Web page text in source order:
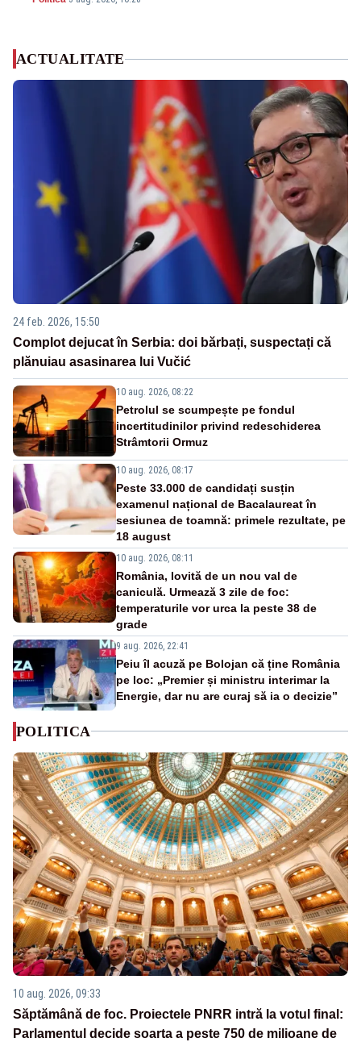
ACTUALITATE
24 feb. 2026, 15:50
Complot dejucat în Serbia: doi bărbați, suspectați că
plănuiau asasinarea lui Vučić
10 aug. 2026, 08:22
Petrolul se scumpește pe fondul
incertitudinilor privind redeschiderea
Strâmtorii Ormuz
10 aug. 2026, 08:17
Peste 33.000 de candidați susțin
examenul național de Bacalaureat în
sesiunea de toamnă: primele rezultate, pe
18 august
10 aug. 2026, 08:11
România, lovită de un nou val de
caniculă. Urmează 3 zile de foc:
temperaturile vor urca la peste 38 de
grade
9 aug. 2026, 22:41
Peiu îl acuză pe Bolojan că ține România
pe loc: „Premier și ministru interimar la
Energie, dar nu are curaj să ia o decizie”
POLITICA
10 aug. 2026, 09:33
Săptămână de foc. Proiectele PNRR intră la votul final:
Parlamentul decide soarta a peste 750 de milioane de